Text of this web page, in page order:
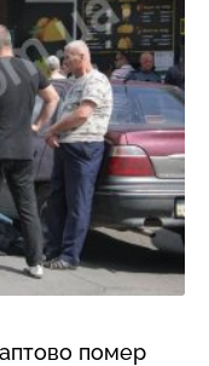
помер